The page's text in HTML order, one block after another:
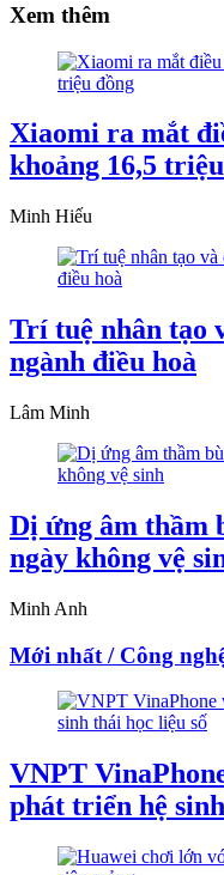
Xem thêm
Xiaomi ra mắt
khoảng 16,5
Minh Hiếu
Trí tuệ nhân tạo
ngành điều hoà
Lâm Minh
Dị ứng âm thầm
ngày không vệ
Minh Anh
Mới nhất / Công
VNPT
phát triển hệ